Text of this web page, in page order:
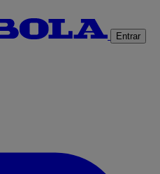
Entrar